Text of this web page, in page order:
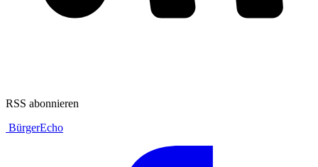
RSS abonnieren
BürgerEcho